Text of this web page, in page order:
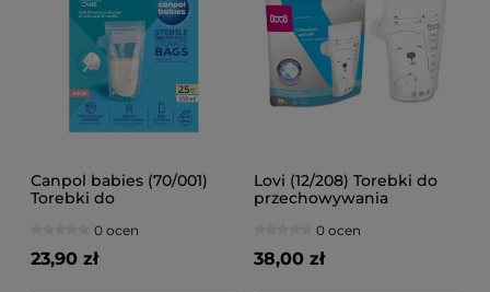
Canpol babies (70/001)
Torebki do
pokarmu 25 szt.
0 ocen
23,90 zł
Lovi (12/208) Torebki do
przechowywania
0 ocen
38,00 zł